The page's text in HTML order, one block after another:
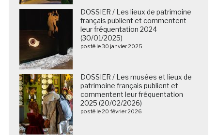
DOSSIER / Les lieux de patrimoine
français publient et commentent
leur fréquentation 2024
(30/01/2025)
posté le 30 janvier 2025
DOSSIER / Les musées et lieux de
patrimoine français publient et
commentent leur fréquentation
2025 (20/02/2026)
posté le 20 février 2026